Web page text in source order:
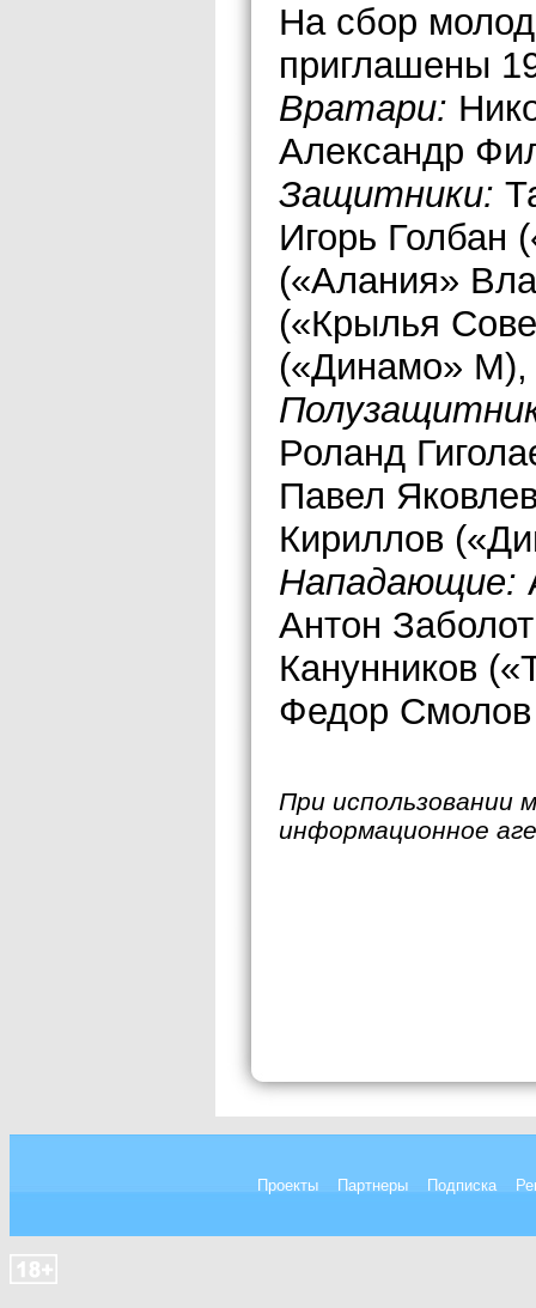
На сбор
приглашены
Вратари:
Александр
Защитники:
Игорь Голбан
(«Алания»
(«Крылья
(«Динамо» М),
Роланд
Павел
Кириллов
Нападающие:
Антон
Канунников
Федор
При использовании
информационное
Проекты Партнеры Подписка